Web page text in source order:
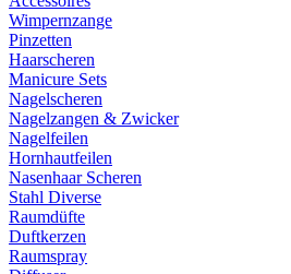
Wimpernzange
Pinzetten
Haarscheren
Manicure Sets
Nagelscheren
Nagelzangen & Zwicker
Nagelfeilen
Hornhautfeilen
Nasenhaar Scheren
Stahl Diverse
Raumdüfte
Duftkerzen
Raumspray